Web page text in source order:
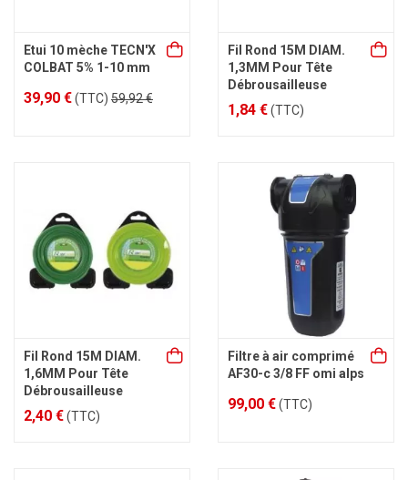
Etui 10 mèche TECN'X
COLBAT 5% 1-10 mm
39,90 €(TTC) 59,92 €
Fil Rond 15M DIAM.
1,3MM Pour Tête
Débrousailleuse
1,84 €(TTC)
Fil Rond 15M DIAM.
1,6MM Pour Tête
Débrousailleuse
2,40 €(TTC)
Filtre à air comprimé
AF30-c 3/8 FF omi alps
99,00 €(TTC)